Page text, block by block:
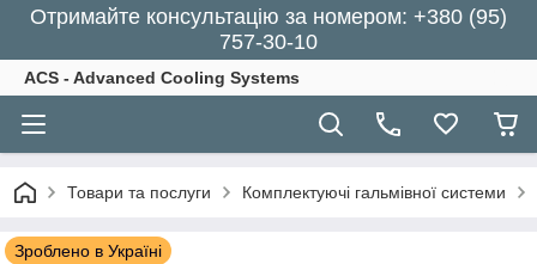
Отримайте консультацію за номером: +380 (95)
757-30-10
ACS - Advanced Cooling Systems
Товари та послуги Комплектуючі гальмівної системи
Зроблено в Україні